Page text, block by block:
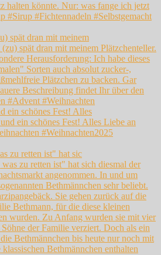
spät dran mit meinem
ein schönes Fest! Alles
zu retten ist" hat sic